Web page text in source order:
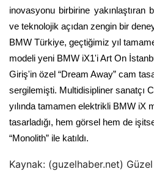
inovasyonu birbirine
ve teknolojik açıdan zengin bir
BMW Türkiye, geçtiğimiz yıl
modeli yeni BMW iX1'i Art On
Giriş'in özel “Dream Away” cam
sergilemişti. Multidisipliner sanatçı
yılında tamamen elektrikli BMW iX
tasarladığı, hem görsel hem de
“Monolith” ile katıldı.
Kaynak: (guzelhaber.net) Güzel